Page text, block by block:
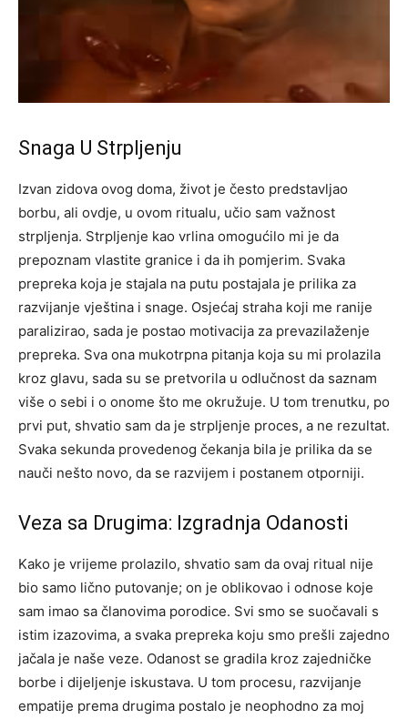
Snaga U Strpljenju
Izvan zidova ovog doma, život je često predstavljao
borbu, ali ovdje, u ovom ritualu, učio sam važnost
strpljenja. Strpljenje kao vrlina omogućilo mi je da
prepoznam vlastite granice i da ih pomjerim. Svaka
prepreka koja je stajala na putu postajala je prilika za
razvijanje vještina i snage. Osjećaj straha koji me ranije
paralizirao, sada je postao motivacija za prevazilaženje
prepreka. Sva ona mukotrpna pitanja koja su mi prolazila
kroz glavu, sada su se pretvorila u odlučnost da saznam
više o sebi i o onome što me okružuje. U tom trenutku, po
prvi put, shvatio sam da je strpljenje proces, a ne rezultat.
Svaka sekunda provedenog čekanja bila je prilika da se
nauči nešto novo, da se razvijem i postanem otporniji.
Veza sa Drugima: Izgradnja Odanosti
Kako je vrijeme prolazilo, shvatio sam da ovaj ritual nije
bio samo lično putovanje; on je oblikovao i odnose koje
sam imao sa članovima porodice. Svi smo se suočavali s
istim izazovima, a svaka prepreka koju smo prešli zajedno
jačala je naše veze. Odanost se gradila kroz zajedničke
borbe i dijeljenje iskustava. U tom procesu, razvijanje
empatije prema drugima postalo je neophodno za moj